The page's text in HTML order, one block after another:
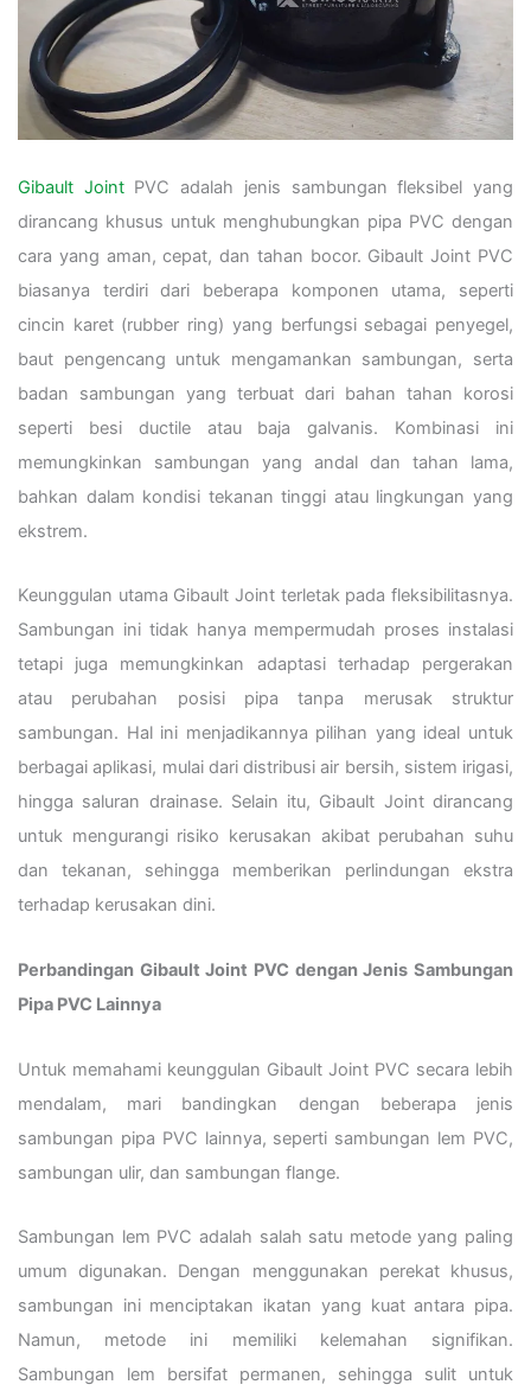
Gibault JointPVC adalah jenis sambungan fleksibel yang
dirancang khusus untuk menghubungkan pipa PVC dengan
cara yang aman, cepat, dan tahan bocor. Gibault Joint PVC
biasanya terdiri dari beberapa komponen utama, seperti
cincin karet (rubber ring) yang berfungsi sebagai penyegel,
baut pengencang untuk mengamankan sambungan, serta
badan sambungan yang terbuat dari bahan tahan korosi
seperti besi ductile atau baja galvanis. Kombinasi ini
memungkinkan sambungan yang andal dan tahan lama,
bahkan dalam kondisi tekanan tinggi atau lingkungan yang
ekstrem.
Keunggulan utama Gibault Joint terletak pada fleksibilitasnya.
Sambungan ini tidak hanya mempermudah proses instalasi
tetapi juga memungkinkan adaptasi terhadap pergerakan
atau perubahan posisi pipa tanpa merusak struktur
sambungan. Hal ini menjadikannya pilihan yang ideal untuk
berbagai aplikasi, mulai dari distribusi air bersih, sistem irigasi,
hingga saluran drainase. Selain itu, Gibault Joint dirancang
untuk mengurangi risiko kerusakan akibat perubahan suhu
dan tekanan, sehingga memberikan perlindungan ekstra
terhadap kerusakan dini.
Perbandingan Gibault Joint PVC dengan Jenis Sambungan
Pipa PVC Lainnya
Untuk memahami keunggulan Gibault Joint PVC secara lebih
mendalam, mari bandingkan dengan beberapa jenis
sambungan pipa PVC lainnya, seperti sambungan lem PVC,
sambungan ulir, dan sambungan flange.
Sambungan lem PVC adalah salah satu metode yang paling
umum digunakan. Dengan menggunakan perekat khusus,
sambungan ini menciptakan ikatan yang kuat antara pipa.
Namun, metode ini memiliki kelemahan signifikan.
Sambungan lem bersifat permanen, sehingga sulit untuk